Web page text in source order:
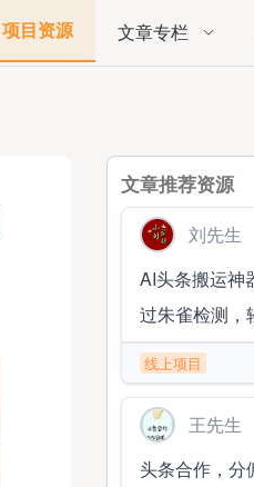
项目资源 文章专栏
文章推荐资源
刘先生
AI头条搬运神
过朱雀检测，
线上项目
王先生
头条合作，分